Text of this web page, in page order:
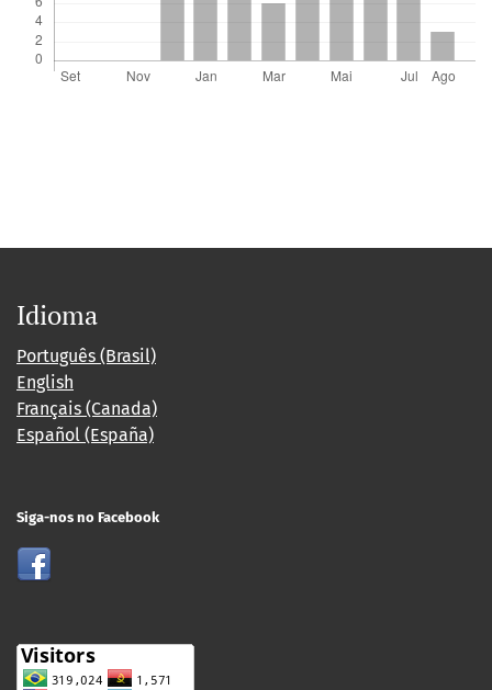
Idioma
Português (Brasil)
English
Français (Canada)
Español (España)
Siga-nos no Facebook